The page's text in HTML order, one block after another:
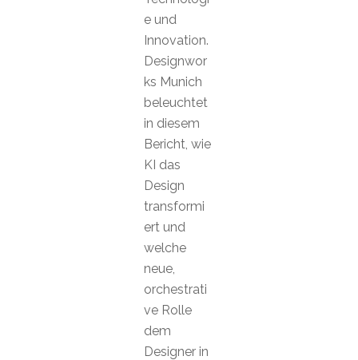
e und
Innovation.
Designwor
ks Munich
beleuchtet
in diesem
Bericht, wie
KI das
Design
transformi
ert und
welche
neue,
orchestrati
ve Rolle
dem
Designer in